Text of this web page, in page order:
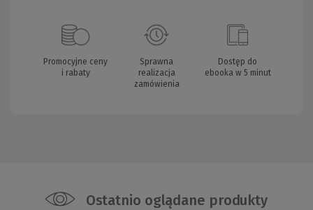
Promocyjne ceny
i rabaty
Sprawna
realizacja
zamówienia
Dostęp do
ebooka w 5 minut
Ostatnio oglądane produkty